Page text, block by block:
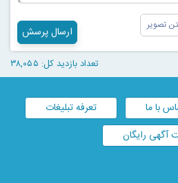
ارسال پرسش
تعداد بازدید کل: ۳۸,۰۵۵
با ما
تعرفه تبلیغات
آگهی رایگان